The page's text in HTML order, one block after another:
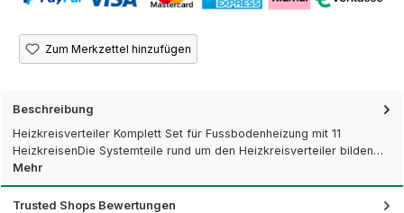
Zum Merkzettel hinzufügen
Beschreibung
Heizkreisverteiler Komplett Set für Fussbodenheizung mit 11
HeizkreisenDie Systemteile rund um den Heizkreisverteiler bilden…
Mehr
Trusted Shops Bewertungen